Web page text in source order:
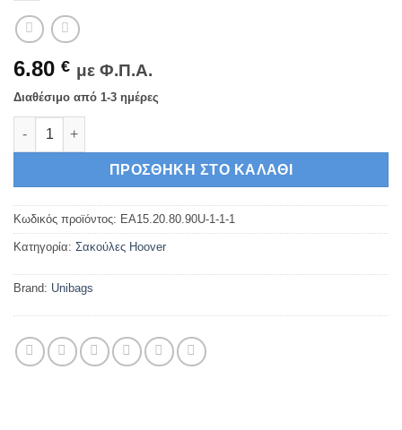
6.80 € με Φ.Π.Α.
Διαθέσιμο από 1-3 ημέρες
Unibags 1300 Σακούλες Σκούπας 5τμχ ποσότητα
ΠΡΟΣΘΉΚΗ ΣΤΟ ΚΑΛΆΘΙ
Κωδικός προϊόντος: EA15.20.80.90U-1-1-1
Κατηγορία: Σακούλες Hoover
Brand: Unibags